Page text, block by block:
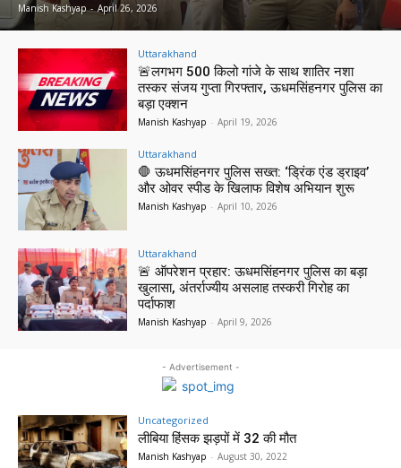
Manish Kashyap - April 26, 2026
Uttarakhand
🚨लगभग 500 किलो गांजे के साथ शातिर नशा
तस्कर संजय गुप्ता गिरफ्तार, ऊधमसिंहनगर पुलिस का
बड़ा एक्शन
Manish Kashyap - April 19, 2026
Uttarakhand
🛑 ऊधमसिंहनगर पुलिस सख्त: ‘ड्रिंक एंड ड्राइव’
और ओवर स्पीड के खिलाफ विशेष अभियान शुरू
Manish Kashyap - April 10, 2026
Uttarakhand
🚨 ऑपरेशन प्रहार: ऊधमसिंहनगर पुलिस का बड़ा
खुलासा, अंतर्राज्यीय असलाह तस्करी गिरोह का
पर्दाफाश
Manish Kashyap - April 9, 2026
- Advertisement -
Uncategorized
लीबिया हिंसक झड़पों में 32 की मौत
Manish Kashyap - August 30, 2022